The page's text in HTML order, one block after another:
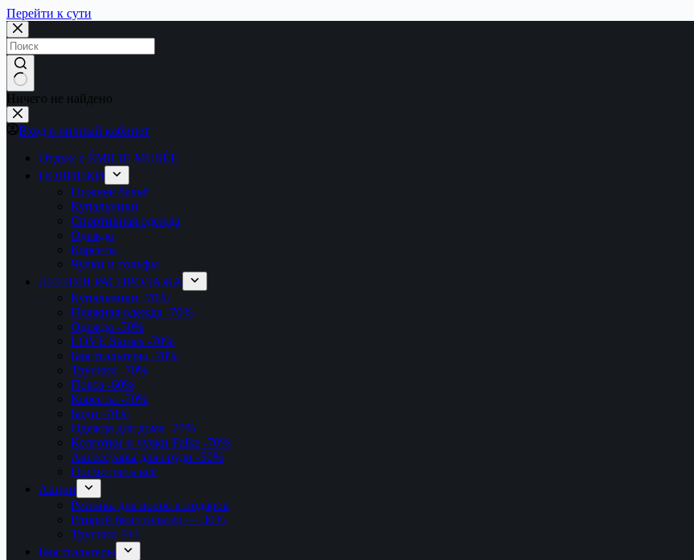
Перейти к сути
Ничего не найдено
Вход в личный кабинет
Отдых с ÉMILIE MUSÉE
НОВИНКИ
Нижнее бельё
Купальники
Спортивная одежда
Одежда
Корсеты
Чулки и гольфы
ЛЕТНЯЯ РАСПРОДАЖА
Купальники -70%
Пляжная одежда -70%
Одежда -50%
LOVE Stories -70%
Бюстгальтеры -70%
Трусики -70%
Пояса -60%
Корсеты -70%
Боди -70%
Одежда для дома -70%
Колготки и чулки Falke -70%
Аксессуары для груди -50%
Посмотреть всё
Акции
Резинка для волос в подарок
Второй бюстгальтер — 30%
Трусики 3+1
Бюстгальтеры